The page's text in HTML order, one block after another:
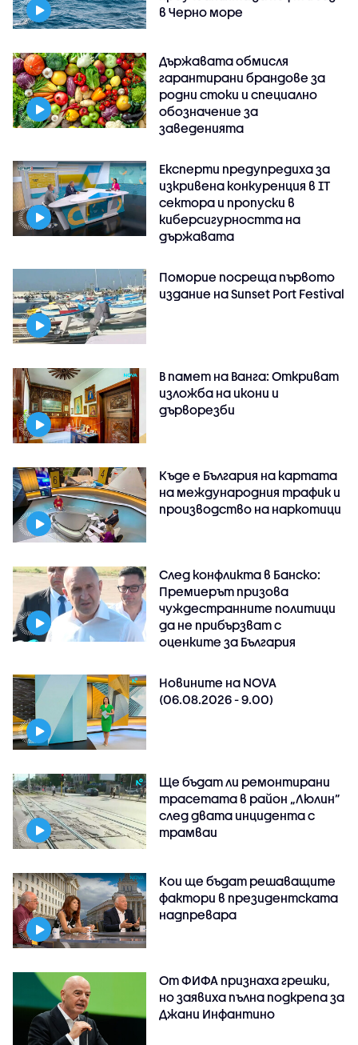
в Черно море
Държавата обмисля
гарантирани брандове за
родни стоки и специално
обозначение за
заведенията
Експерти предупредиха за
изкривена конкуренция в IT
сектора и пропуски в
киберсигурността на
държавата
Поморие посреща първото
издание на Sunset Port Festival
В памет на Ванга: Откриват
изложба на икони и
дърворезби
Къде е България на картата
на международния трафик и
производство на наркотици
След конфликта в Банско:
Премиерът призова
чуждестранните политици
да не прибързват с
оценките за България
Новините на NOVA
(06.08.2026 - 9.00)
Ще бъдат ли ремонтирани
трасетата в район „Люлин”
след двата инцидента с
трамваи
Кои ще бъдат решаващите
фактори в президентската
надпревара
От ФИФА признаха грешки,
но заявиха пълна подкрепа за
Джани Инфантино